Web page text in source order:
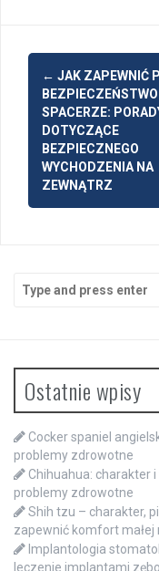
Post
navigation
← JAK ZAPEWNIĆ
SPACERZE:
DOTYCZĄCE
BEZPIECZNEGO
WYCHODZENIA NA
ZEWNĄTRZ
for:
Ostatnie wpisy
Cocker spaniel
problemy zdrowotne
Chihuahua: charakter
problemy zdrowotne
Shih tzu – charakter,
zapewnić komfort
Implantologia
leczenie implantami